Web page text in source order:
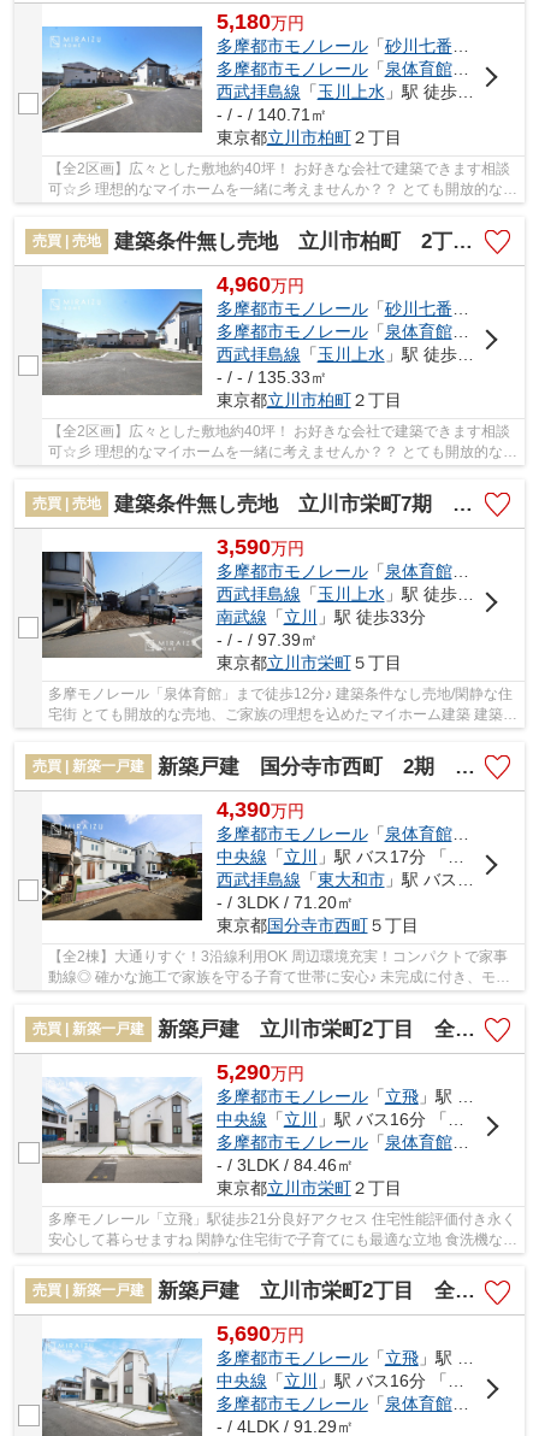
5,180万円
多摩都市モノレール「砂川七番
多摩都市モノレール「泉体育館」駅 徒歩
西武拝島線 「玉川上水 」駅 徒歩24分
- / - / 140.71㎡
東京都立川市柏町２丁目
【全2区画】広々とした敷地約40坪！ お好きな会社で建築できます相談
可☆彡 理想的なマイホームを一緒に考えませんか？？ とても開放的な売
売買 | 売地
建築条件無し売地 立川市柏町 2丁目 全2区画
4,960万円
多摩都市モノレール「砂川七番
多摩都市モノレール「泉体育館」駅 徒歩
西武拝島線 「玉川上水 」駅 徒歩24分
- / - / 135.33㎡
東京都立川市柏町２丁目
【全2区画】広々とした敷地約40坪！ お好きな会社で建築できます相談
可☆彡 理想的なマイホームを一緒に考えませんか？？ とても開放的な売
売買 | 売地
建築条件無し売地 立川市栄町7期 全1区画
3,590万円
多摩都市モノレール「泉体育館」駅 徒歩
西武拝島線 「玉川上水 」駅 徒歩30分
南武線 「立川
」駅 徒歩33分
- / - / 97.39㎡
東京都立川市栄町５丁目
多摩モノレール「泉体育館」まで徒歩12分♪ 建築条件なし売地/閑静な住
宅街 とても開放的な売地、ご家族の理想を込めたマイホーム建築 建築条
件無しでお好みのハウスメーカー工務店OK！...
売買 | 新築一戸建
新築戸建 国分寺市西町 2期 全2棟
4,390万円
多摩都市モノレール「泉体育館」駅 徒歩
中央線 「立川
」駅 バス17分 「榎戸弁天」 停歩2分
西武拝島線 「東大和市」駅 バス11分 「榎戸弁天」 停歩2分
- / 3LDK / 71.20㎡
東京都国分寺市西町５丁目
【全2棟】大通りすぐ！3沿線利用OK 周辺環境充実！コンパクトで家事
動線◎ 確かな施工で家族を守る子育て世帯に安心♪ 未完成に付き、モデ
ルルームご案内☆彡 ＊立地と間取りと設備仕様...
売買 | 新築一戸建
新築戸建 立川市栄町2丁目 全2棟
5,290万円
多摩都市モノレール「立飛」駅 徒歩21分
中央線 「立川 」駅 バス16分 「昭和第一学園」 停歩4分
多摩都市モノレール「泉体育館」駅 徒歩
- / 3LDK / 84.46㎡
東京都立川市栄町２丁目
多摩モノレール「立飛」駅徒歩21分良好アクセス 住宅性能評価付き永く
安心して暮らせますね 閑静な住宅街で子育てにも最適な立地 食洗機など
含め奥様も快適に家事育児が整います 立川...
売買 | 新築一戸建
新築戸建 立川市栄町2丁目 全2棟
5,690万円
多摩都市モノレール「立飛」駅 徒歩21分
中央線 「立川
」駅 バス16分 「昭和第一学園」 停歩4分
多摩都市モノレール「泉体育館」駅 徒歩
- / 4LDK / 91.29㎡